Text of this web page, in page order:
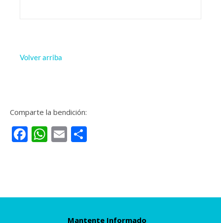
Volver arriba
Comparte la bendición:
Facebook
WhatsApp
Email
Mantente Informado